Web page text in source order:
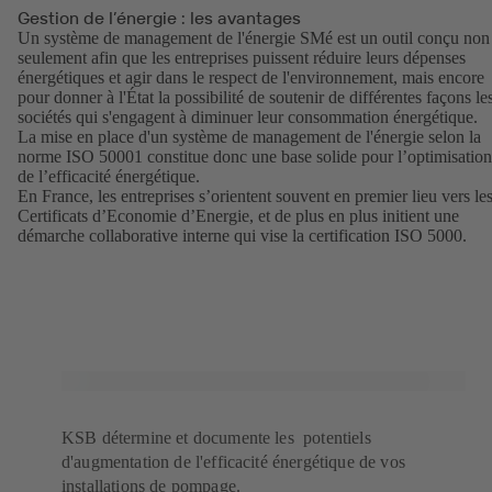
Gestion de l’énergie : les avantages
Un système de management de l'énergie SMé est un outil conçu non
seulement afin que les entreprises puissent réduire leurs dépenses
énergétiques et agir dans le respect de l'environnement, mais encore
pour donner à l'État la possibilité de soutenir de différentes façons
sociétés qui s'engagent à diminuer leur consommation énergétique.
La mise en place d'un système de management de l'énergie selon la
norme ISO 50001 constitue donc une base solide pour l’optimisation
de l’efficacité énergétique.
En France, les entreprises s’orientent souvent en premier lieu vers les
Certificats d’Economie d’Energie, et de plus en plus initient une
démarche collaborative interne qui vise la certification ISO 5000.
KSB détermine et documente les potentiels
d'augmentation de l'efficacité énergétique de vos
installations de pompage.